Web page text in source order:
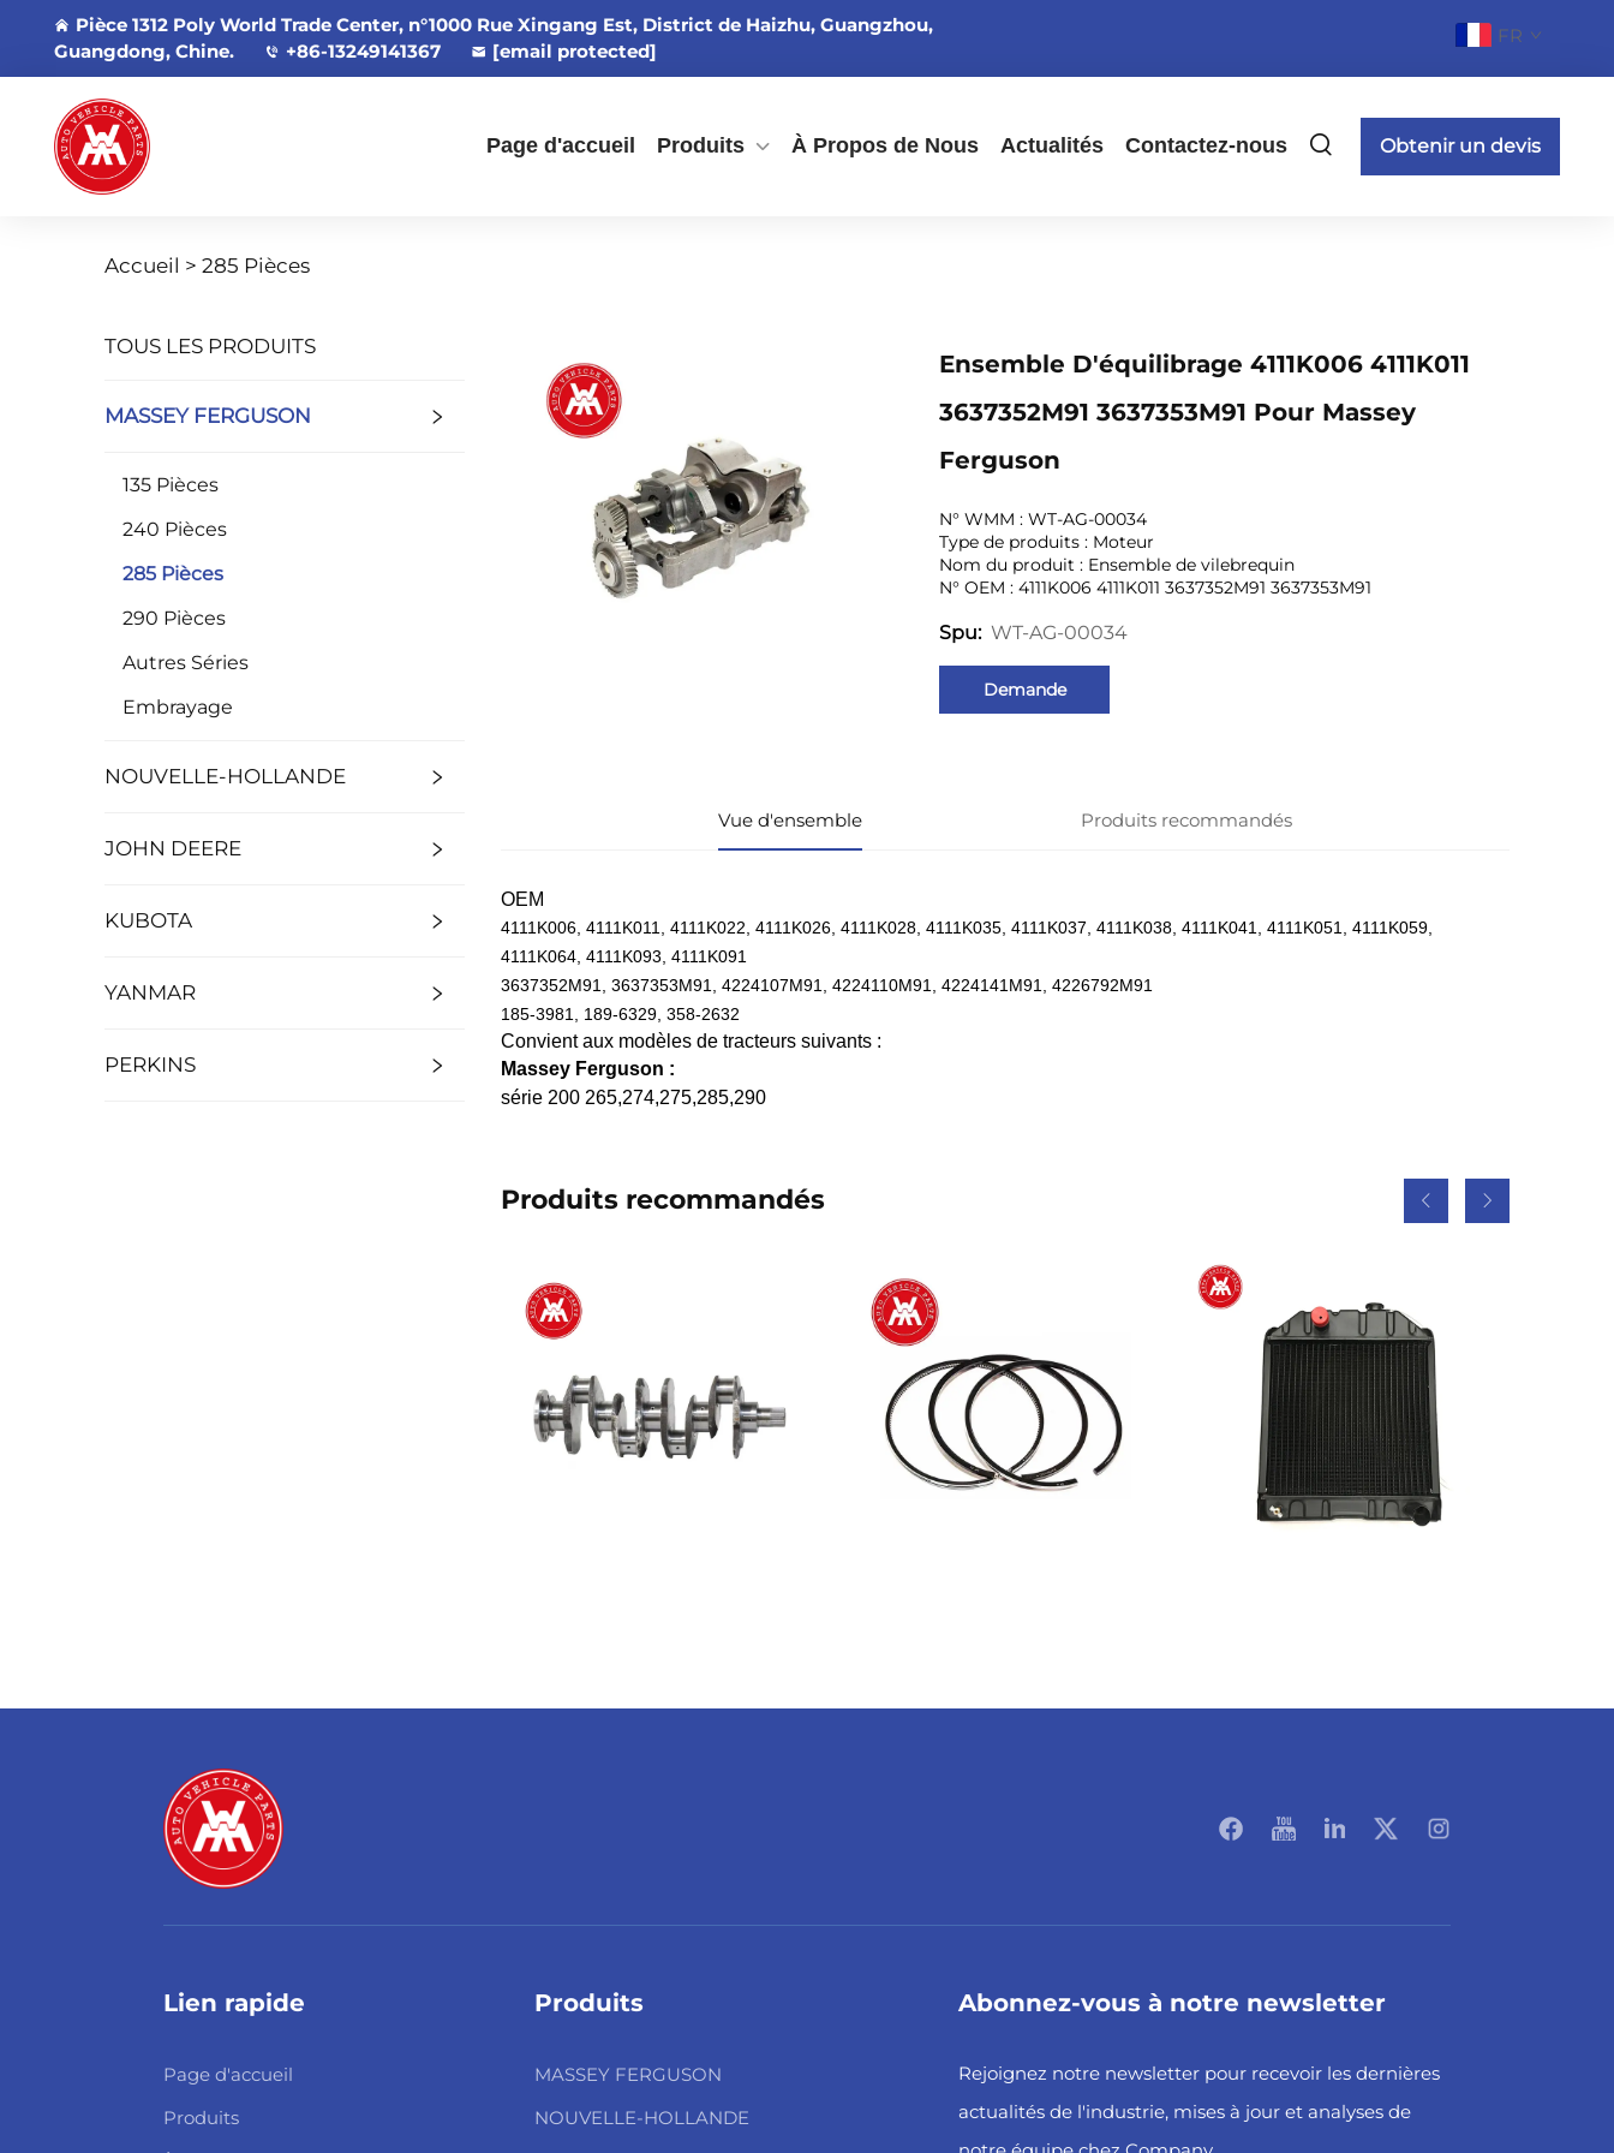
Pièce 1312 Poly World Trade Center, n°1000 Rue Xingang Est, District de Haizhu, Guangzhou,
Guangdong, Chine.
+86-13249141367 [email protected]
FR
Page d'accueil Produits À Propos de Nous Actualités Contactez-nous Obtenir un devis
Accueil > 285 Pièces
TOUS LES PRODUITS
MASSEY FERGUSON
135 Pièces
240 Pièces
285 Pièces
290 Pièces
Autres Séries
Embrayage
NOUVELLE-HOLLANDE
JOHN DEERE
KUBOTA
YANMAR
PERKINS
Ensemble D'équilibrage 4111K006 4111K011
3637352M91 3637353M91 Pour Massey
Ferguson
N° WMM : WT-AG-00034
Type de produits : Moteur
Nom du produit : Ensemble de vilebrequin
N° OEM : 4111K006 4111K011 3637352M91 3637353M91
Spu: WT-AG-00034
Demande
Vue d'ensemble Produits recommandés
OEM
4111K006, 4111K011, 4111K022, 4111K026, 4111K028, 4111K035, 4111K037, 4111K038, 4111K041, 4111K051, 4111K059,
4111K064, 4111K093, 4111K091
3637352M91, 3637353M91, 4224107M91, 4224110M91, 4224141M91, 4226792M91
185-3981, 189-6329, 358-2632
Convient aux modèles de tracteurs suivants :
Massey Ferguson :
série 200 265,274,275,285,290
Produits recommandés
Lien rapide
Page d'accueil
Produits
Produits
MASSEY FERGUSON
NOUVELLE-HOLLANDE
Abonnez-vous à notre newsletter
Rejoignez notre newsletter pour recevoir les dernières
actualités de l'industrie, mises à jour et analyses de